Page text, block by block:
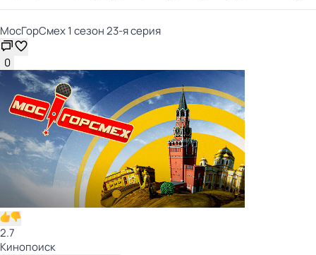
МосГорСмех 1 сезон 23-я серия
0
2.7
Кинопоиск